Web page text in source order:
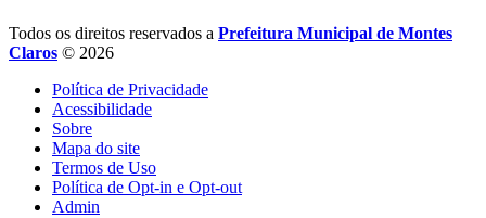
Todos os direitos reservados a Prefeitura Municipal de Montes
Claros © 2026
Política de Privacidade
Acessibilidade
Sobre
Mapa do site
Termos de Uso
Política de Opt-in e Opt-out
Admin